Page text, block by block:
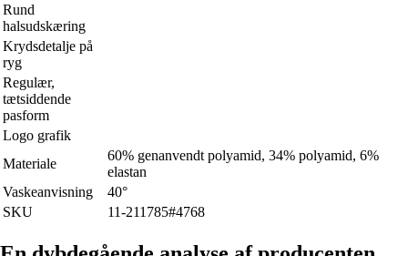
Rund
halsudskæring
Krydsdetalje på
ryg
Regulær,
tætsiddende
pasform
Logo grafik
Materiale
60% genanvendt polyamid, 34% polyamid, 6%
elastan
Vaskeanvisning
40°
SKU
11-211785#4768